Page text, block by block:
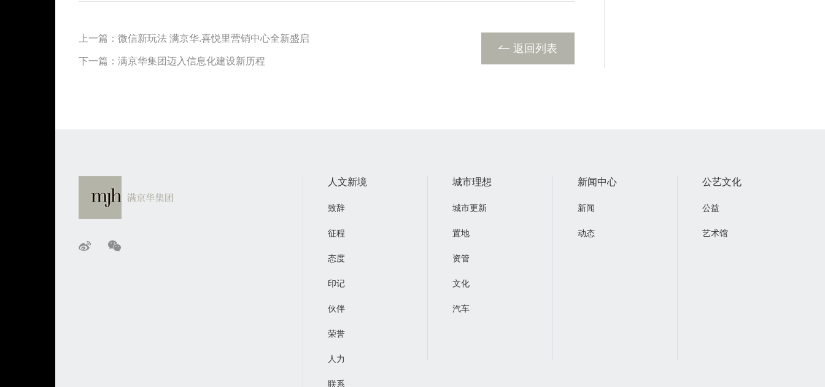
上一篇： 微信新玩法 满京华.喜悦里营销中心全新盛启
下一篇： 满京华集团迈入信息化建设新历程
返回列表
人文新境
致辞
征程
态度
印记
伙伴
荣誉
人力
联系
城市理想
城市更新
置地
资管
文化
汽车
新闻中心
新闻
动态
公艺文化
公益
艺术馆